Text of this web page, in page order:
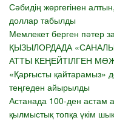
Сәбидің жөргегінен
доллар табылды
Мемлекет берген пәтер
ҚЫЗЫЛОРДАДА
АТТЫ КЕҢЕЙТІЛГЕН
«Қарғысты қайтарамыз»
теңгеден айырылды
Астанада 100-ден астам
қылмыстық топқа үкім